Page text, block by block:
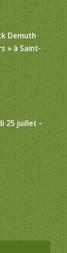
Demuth
» à Saint-
25 juillet –